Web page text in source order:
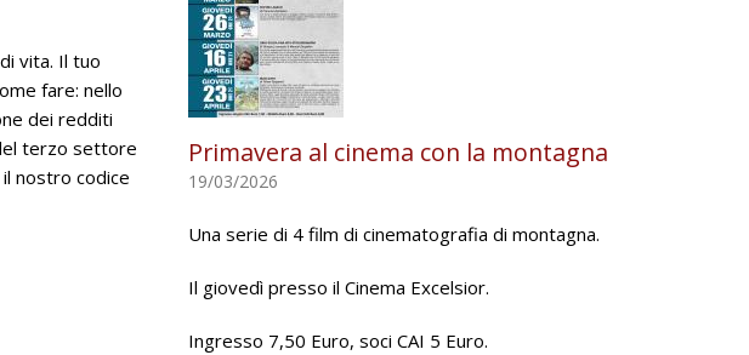
vita. Il tuo
fare: nello
dei redditi
terzo settore
nostro codice
Primavera al cinema con la montagna
19/03/2026
Una serie di 4 film di cinematografia di montagna.
Il giovedì presso il Cinema Excelsior.
Ingresso 7,50 Euro, soci CAI 5 Euro.